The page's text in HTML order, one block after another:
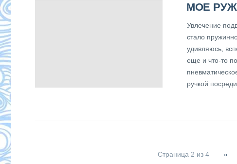
МОЕ
Увлечение
стало
удивляюсь,
еще и что-то
ручкой
Страница 2 из 4 «